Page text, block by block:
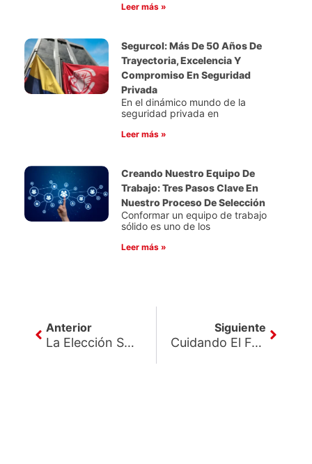
Leer más »
Segurcol: Más De 50 Años De
Trayectoria, Excelencia Y
Compromiso En Seguridad
Privada
En el dinámico mundo de la
seguridad privada en
Leer más »
Creando Nuestro Equipo De
Trabajo: Tres Pasos Clave En
Nuestro Proceso De Selección
Conformar un equipo de trabajo
sólido es uno de los
Leer más »
Anterior
La Elección Sobresaliente En Empresas De Seguridad Privada
Siguiente
Cuidando El Futuro: La Importancia De La Seguridad Privada En Instituciones Educativas